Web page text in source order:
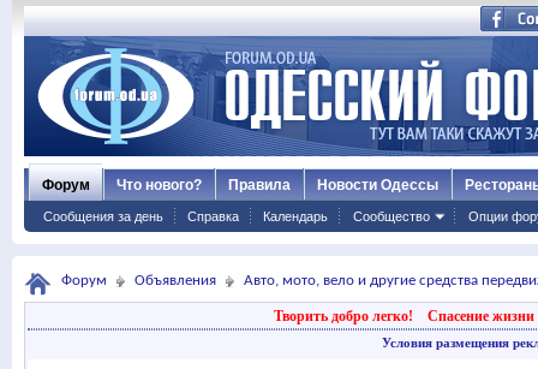
Форум
Сообщения за день Справка Календарь Сообщество Опции
Что нового? Правила Новости Одессы
Форум Объявления Авто, мото, вело и другие средства
Творить добро легко! Спасение жизни
Условия размещения